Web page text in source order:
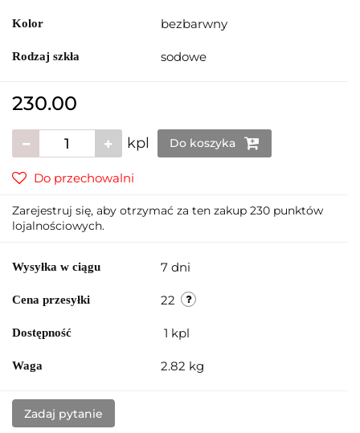
Kolor bezbarwny
Rodzaj szkła sodowe
230.00
kpl Do koszyka
Do przechowalni
Zarejestruj się, aby otrzymać za ten zakup 230 punktów
lojalnościowych.
Wysyłka w ciągu 7 dni
Cena przesyłki 22
Dostępność 1 kpl
Waga 2.82 kg
Zadaj pytanie